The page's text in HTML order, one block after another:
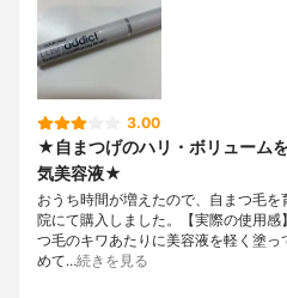
3.00
★自まつげのハリ・ボリューム
気美容液★
おうち時間が増えたので、自まつ毛を
院にて購入しました。【実際の使用感
つ毛のキワあたりに美容液を軽く塗っ
めて…続きを見る